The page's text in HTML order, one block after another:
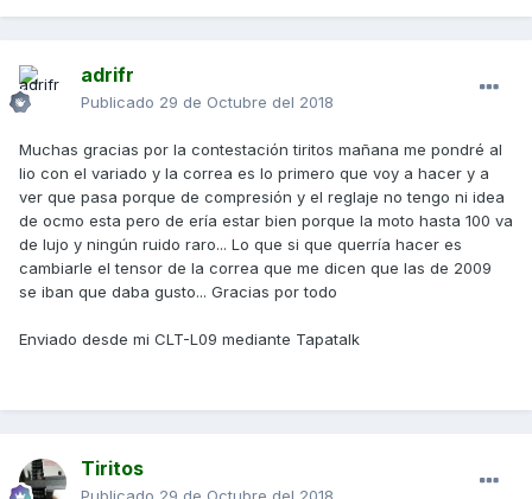
adrifr
Publicado 29 de Octubre del 2018
Muchas gracias por la contestación tiritos mañana me pondré al
lio con el variado y la correa es lo primero que voy a hacer y a
ver que pasa porque de compresión y el reglaje no tengo ni idea
de ocmo esta pero de ería estar bien porque la moto hasta 100 va
de lujo y ningún ruido raro... Lo que si que querría hacer es
cambiarle el tensor de la correa que me dicen que las de 2009
se iban que daba gusto... Gracias por todo
Enviado desde mi CLT-L09 mediante Tapatalk
Tiritos